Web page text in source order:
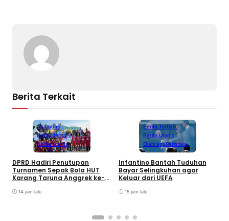
Berita Terkait
Anambas
Berita Terbaru
Berita Utama
DPRD Hadiri Penutupan
Turnamen Sepak Bola HUT
Karang Taruna Anggrek ke-
14 jam lalu
Berita Terbaru
Berita Utama
OlahragaPeristiwa
Infantino Bantah Tuduhan
Bayar Selingkuhan agar
Keluar dari UEFA
15 jam lalu